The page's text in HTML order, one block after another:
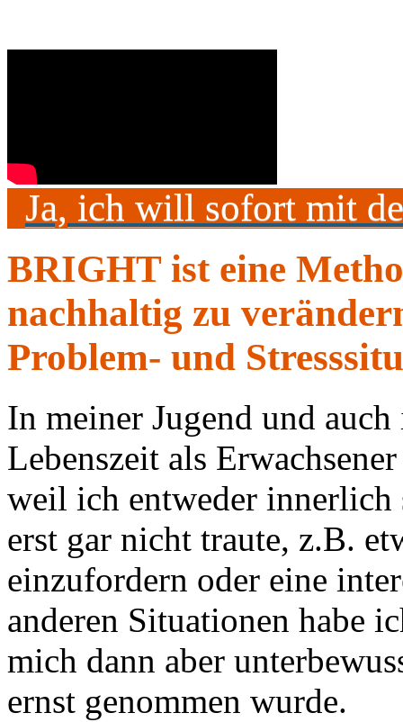
Ja, ich will sofort mit
BRIGHT ist eine
nachhaltig zu
Problem- und
In meiner Jugend und
Lebenszeit als
weil ich entweder innerlich
erst gar nicht traute, z.B.
einzufordern oder eine
anderen Situationen habe
mich dann aber
ernst genommen wurde.